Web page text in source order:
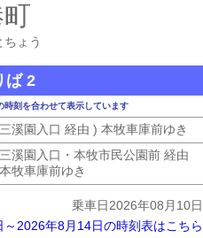
ちょう
ば 2
刻を合わせて表示しています
溪園入口 経由 ) 本牧車庫前ゆき
溪園入口・本牧市民公園前 経由
牧車庫前ゆき
乗車日2026年08月10日
2026年8月14日の時刻表はこちら